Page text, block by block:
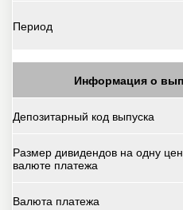
Период
Информация о
Депозитарный код выпуска
Размер дивидендов на одну
валюте платежа
Валюта платежа